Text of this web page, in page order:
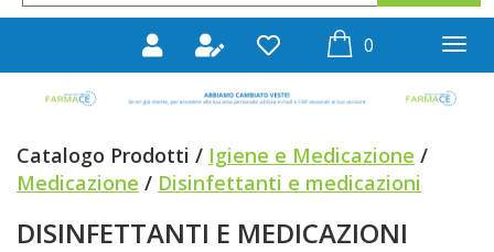
0prodotti
Catalogo Prodotti / Igiene e Medicazione /
Medicazione / Disinfettanti e medicazioni
DISINFETTANTI E MEDICAZIONI